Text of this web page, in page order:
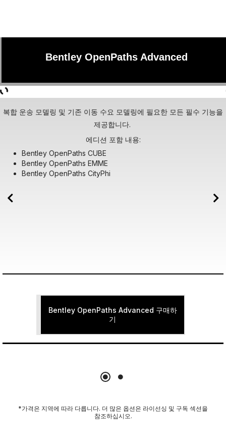
Bentley OpenPaths Advanced
복합 운송 모델링 및 기존 이동 수요 모델링에 필요한 모든 필수 기능을
제공합니다.
에디션 포함 내용:
Bentley OpenPaths CUBE
Bentley OpenPaths EMME
Bentley OpenPaths CityPhi
Bentley OpenPaths Advanced 구매하
기
*가격은 지역에 따라 다릅니다. 더 많은 옵션은 라이선싱 및 구독 섹션을
참조하십시오.